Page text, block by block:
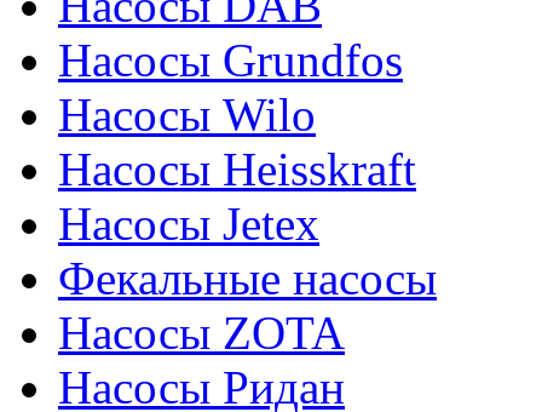
Насосы Grundfos
Насосы Wilo
Насосы Heisskraft
Насосы Jetex
Фекальные насосы
Насосы ZOTA
Насосы Ридан